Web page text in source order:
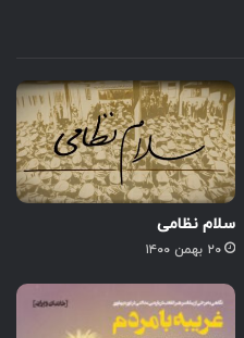
سلام نظامی
۲۰ بهمن ۱۴۰۰